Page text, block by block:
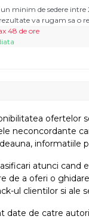
minim de sedere intre
va rugam sa o
48 de ore
ofertelor
neconcordante
informatiile
atunci
de a oferi o
ul clientilor si ale
date de catre